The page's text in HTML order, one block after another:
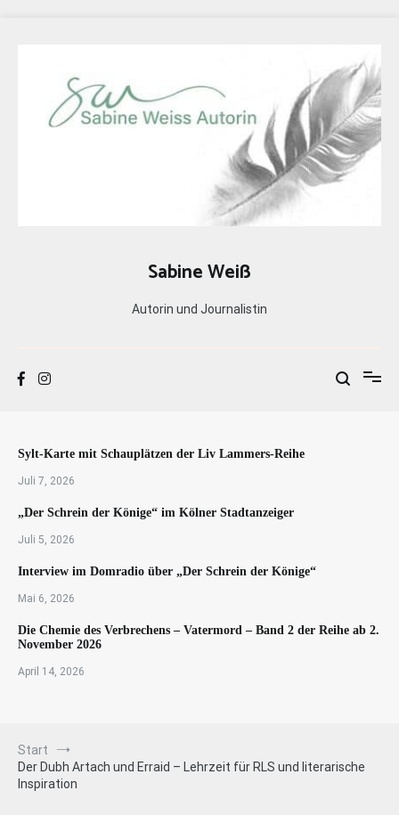
Sabine Weiß
Autorin und Journalistin
Sylt-Karte mit Schauplätzen der Liv Lammers-Reihe
Juli 7, 2026
„Der Schrein der Könige“ im Kölner Stadtanzeiger
Juli 5, 2026
Interview im Domradio über „Der Schrein der Könige“
Mai 6, 2026
Die Chemie des Verbrechens – Vatermord – Band 2 der Reihe ab 2.
November 2026
April 14, 2026
Start
Der Dubh Artach und Erraid – Lehrzeit für RLS und literarische
Inspiration